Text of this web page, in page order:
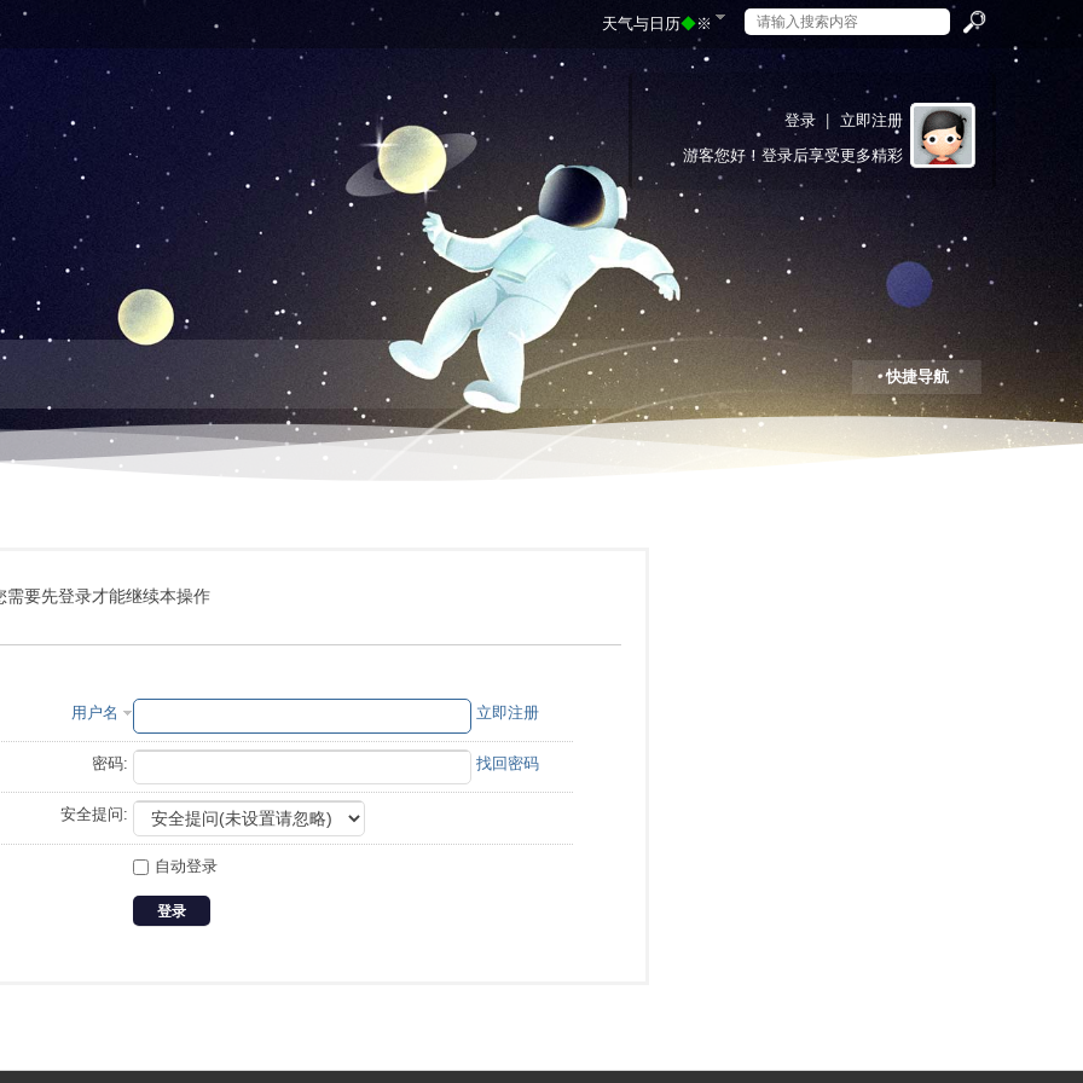
索
天气与日历◆※
登录
立即注册
游客您好！登录后享受更多精彩
快捷导航
需要先登录才能继续本操作
用户名 立即注册
密码: 找回密码
安全提问:
自动登录
登录